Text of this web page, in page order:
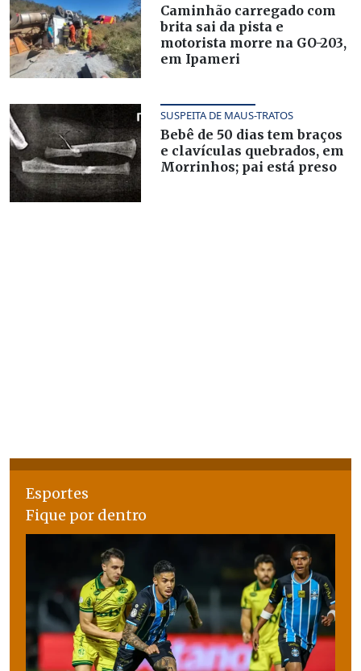
Caminhão carregado com
brita sai da pista e
motorista morre na GO-203,
em Ipameri
SUSPEITA DE MAUS-TRATOS
Bebê de 50 dias tem braços
e clavículas quebrados, em
Morrinhos; pai está preso
Esportes
Fique por dentro